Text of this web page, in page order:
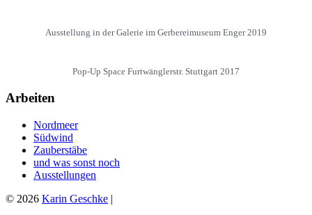
Ausstellung in der Galerie im Gerbereimuseum Enger 2019
Pop-Up Space Furtwänglerstr. Stuttgart 2017
Arbeiten
Nordmeer
Südwind
Zauberstäbe
und was sonst noch
Ausstellungen
© 2026 Karin Geschke |